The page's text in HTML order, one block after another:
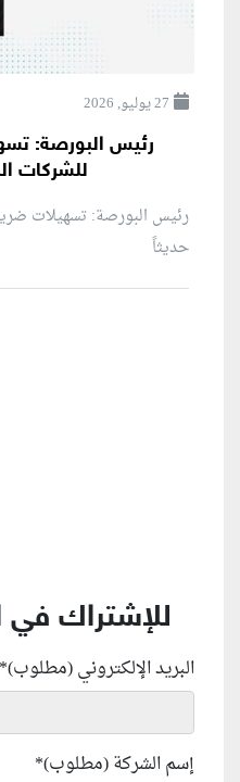
27 يوليو, 2026
رئيس البورصة:
للشركات
رئيس البورصة: تسهيلات
حديثاً
للإشتراك في
البريد الإلكتروني (مطلوب)*
إسم الشركة (مطلوب)*